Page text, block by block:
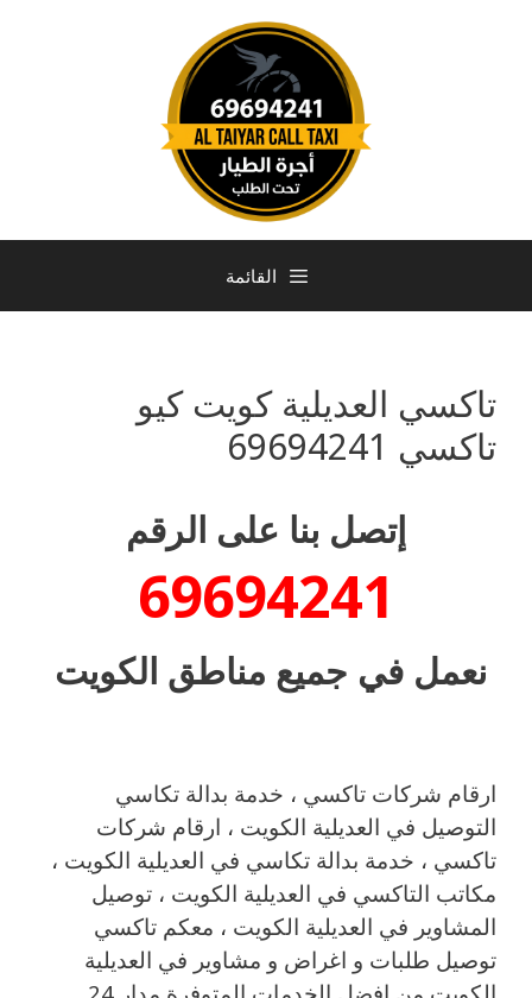
القائمة
تاكسي العديلية كويت كيو
تاكسي 69694241
إتصل بنا على الرقم
69694241
نعمل في جميع مناطق الكويت
ارقام شركات تاكسي ، خدمة بدالة تكاسي
التوصيل في العديلية الكويت ، ارقام شركات
تاكسي ، خدمة بدالة تكاسي في العديلية الكويت ،
مكاتب التاكسي في العديلية الكويت ، توصيل
المشاوير في العديلية الكويت ، معكم تاكسي
توصيل طلبات و اغراض و مشاوير في العديلية
الكويت من افضل الخدمات المتوفرة مدار 24